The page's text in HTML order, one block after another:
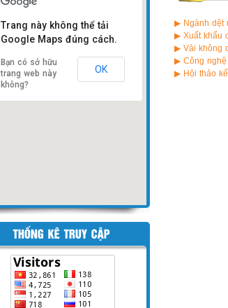
Trang này không thể tải
Google Maps đúng cách.
Bạn có sở hữu
trang web này
không?
OK
▶ Ngành dệt
▶ Xuất khẩu
▶ Vải không
▶ Công nghệ
▶ Hội thảo